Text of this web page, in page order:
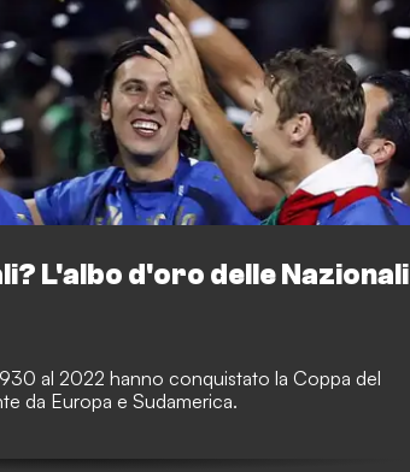
L'albo d'oro delle Nazionali
al 2022 hanno conquistato la Coppa del
da Europa e Sudamerica.